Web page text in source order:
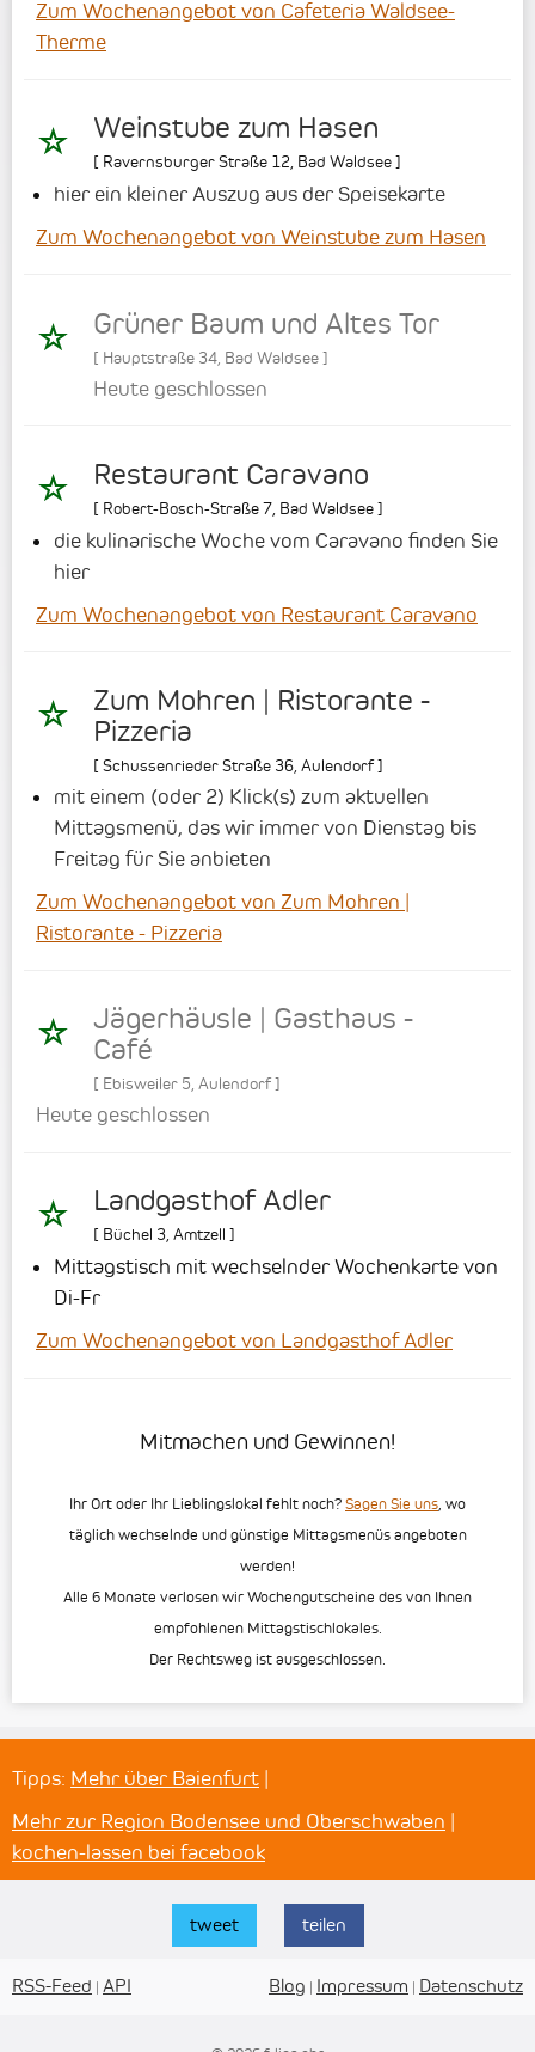
Zum Wochenangebot von Cafeteria Waldsee-
Therme
Weinstube zum Hasen
[ Ravernsburger Straße 12, Bad Waldsee]
hier ein kleiner Auszug aus der Speisekarte
Zum Wochenangebot von Weinstube zum Hasen
Grüner Baum und Altes Tor
[ Hauptstraße 34 Bad Waldsee]
Heute geschlossen
Restaurant Caravano
[ Robert-Bosch-Straße 7 Bad Waldsee]
die kulinarische Woche vom Caravano finden Sie
hier
Zum Wochenangebot von Restaurant Caravano
Zum Mohren | Ristorante -
Pizzeria
[ Schussenrieder Straße 36 Aulendorf]
mit einem (oder 2) Klick(s) zum aktuellen
Mittagsmenü, das wir immer von Dienstag bis
Freitag für Sie anbieten
Zum Wochenangebot von Zum Mohren |
Ristorante - Pizzeria
Jägerhäusle | Gasthaus -
Café
[ Ebisweiler 5 Aulendorf]
Heute geschlossen
Landgasthof Adler
[ Büchel 3,Amtzell ]
Mittagstisch mit wechselnder Wochenkarte von
Di-Fr
Zum Wochenangebot von Landgasthof Adler
Mitmachen und Gewinnen!
Ihr Ort oder Ihr Lieblingslokal fehlt noch? Sagen Sie uns, wo
täglich wechselnde und günstige Mittagsmenüs angeboten
werden!
Alle 6 Monate verlosen wir Wochengutscheine des von Ihnen
empfohlenen Mittagstischlokales.
Der Rechtsweg ist ausgeschlossen.
Tipps: Mehr über Baienfurt
Mehr zur Region Bodensee und Oberschwaben
kochen-lassen bei facebook
tweet teilen
RSS-Feed | API Blog | Impressum | Datenschutz